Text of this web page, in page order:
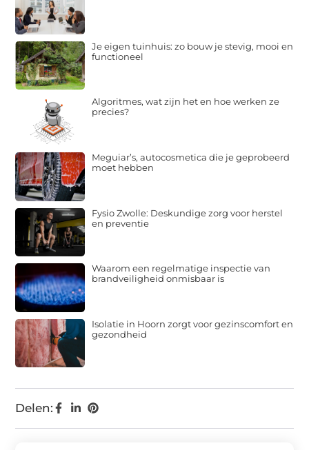
Delen:
Je eigen tuinhuis: zo bouw je stevig, mooi en
functioneel
Algoritmes, wat zijn het en hoe werken ze
precies?
Meguiar’s, autocosmetica die je geprobeerd
moet hebben
Fysio Zwolle: Deskundige zorg voor herstel
en preventie
Waarom een regelmatige inspectie van
brandveiligheid onmisbaar is
Isolatie in Hoorn zorgt voor gezinscomfort en
gezondheid